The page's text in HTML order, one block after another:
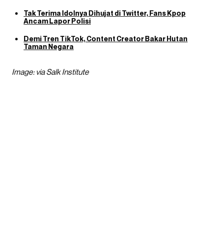
Tak Terima Idolnya Dihujat di Twitter, Fans Kpop
Ancam Lapor Polisi
Demi Tren TikTok, Content Creator Bakar Hutan
Taman Negara
Image: via Salk Institute